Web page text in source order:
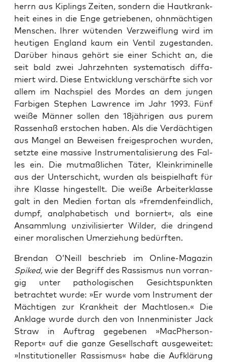
herrn aus Kiplings Zei­ten, son­dern die Haut­krank­
heit eines in die Enge getrie­be­nen, ohn­mäch­ti­gen
Men­schen. Ihrer wüten­den Ver­zweif­lung wird im
heu­ti­gen Eng­land kaum ein Ven­til zuge­stan­den.
Dar­über hin­aus gehört sie einer Schicht an, die
seit bald zwei Jahr­zehn­ten sys­te­ma­tisch dif­fa­
miert wird. Die­se Ent­wick­lung ver­schärf­te sich vor
allem im Nach­spiel des Mor­des an dem jun­gen
Far­bi­gen Ste­phen Law­rence im Jahr 1993. Fünf
wei­ße Män­ner sol­len den 18jährigen aus purem
Ras­sen­haß ersto­chen haben. Als die Ver­däch­ti­gen
aus Man­gel an Bewei­sen frei­ge­spro­chen wur­den,
setz­te eine mas­si­ve Instru­men­ta­li­sie­rung des Fal­
les ein. Die mut­maß­li­chen Täter, Klein­kri­mi­nel­le
aus der Unter­schicht, wur­den als bei­spiel­haft für
ihre Klas­se hin­ge­stellt. Die wei­ße Arbei­ter­klas­se
galt in den Medi­en fort­an als »frem­den­feind­lich,
dumpf, analpha­be­tisch und bor­niert«, als eine
Ansamm­lung unzi­vi­li­sier­ter Wil­der, die drin­gend
einer mora­li­schen Umer­zie­hung bedürften.
Brendan O’Neill beschrieb im Online-Maga­zin
Spik­ed, wie der Begriff des Ras­sis­mus nun vor­ran­
gig unter patho­lo­gi­schen Gesichts­punk­ten
betrach­tet wur­de: »Er wur­de vom Instru­ment der
Mäch­ti­gen zur Krank­heit der Macht­lo­sen.« Die
Ankla­ge wur­de durch den von Innen­mi­nis­ter Jack
Straw in Auf­trag gege­be­nen »MacPher­son-
Report« auf die gan­ze Gesell­schaft aus­ge­wei­tet:
»Insti­tu­tio­nel­ler Ras­sis­mus« habe die Auf­klä­rung